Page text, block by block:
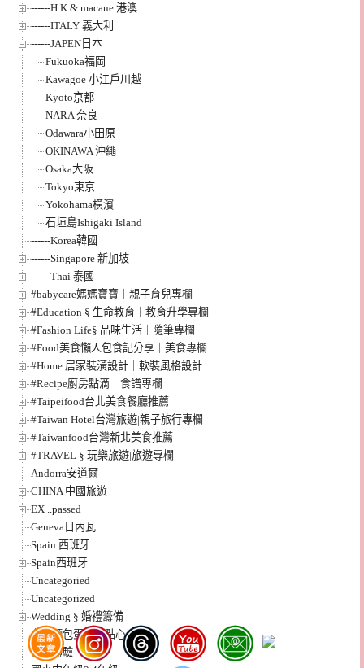
------H.K & macaue 港澳
------ITALY 義大利
------JAPEN日本
Fukuoka福岡
Kawagoe 小江戶川越
Kyoto京都
NARA 奈良
Odawara小田原
OKINAWA 沖繩
Osaka大阪
Tokyo東京
Yokohama橫濱
石垣島Ishigaki Island
------Korea韓國
------Singapore 新加坡
------Thai 泰國
#babycare媽媽寶寶｜親子育兒專欄
#Education § 生命教育｜教育升學專欄
#Fashion Life§ 品味生活｜隨筆專欄
#Food美食懶人包食記分享｜美食專欄
#Home 居家裝潢設計｜軟裝風格設計
#Recipe廚房點滴｜食譜專欄
#Taipeifood台北美食餐廳推薦
#Taiwan Hotel台灣旅遊|親子旅行專欄
#Taiwanfood台灣新北美食推薦
#TRAVEL § 玩樂旅遊|旅遊專欄
Andorra安道爾
CHINA 中國旅遊
EX ..passed
Geneva日內瓦
Spain 西班牙
Spain西班牙
Uncategoried
Uncategorized
Wedding § 婚禮籌備
台北麵包蛋糕小點心
合作體驗